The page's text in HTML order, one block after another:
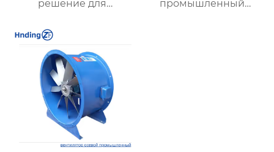
решение для
автоматизации
промышленный